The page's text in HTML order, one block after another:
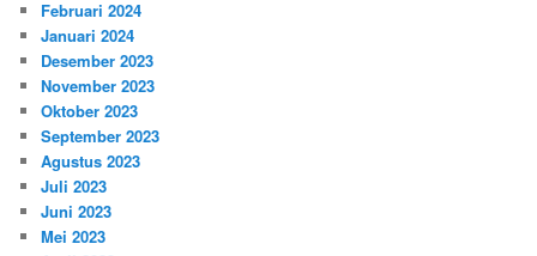
Februari 2024
Januari 2024
Desember 2023
November 2023
Oktober 2023
September 2023
Agustus 2023
Juli 2023
Juni 2023
Mei 2023